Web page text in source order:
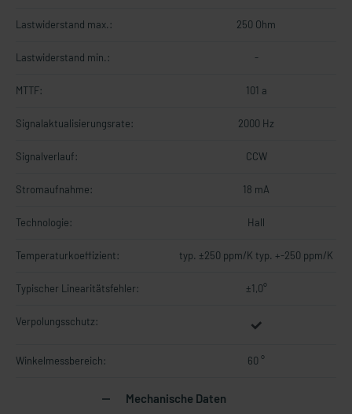
Lastwiderstand max.: 250 Ohm
Lastwiderstand min.: -
MTTF: 101 a
Signalaktualisierungsrate: 2000 Hz
Signalverlauf: CCW
Stromaufnahme: 18 mA
Technologie: Hall
Temperaturkoeffizient: typ. ±250 ppm/K typ. +-250 ppm/K
Typischer Linearitätsfehler: ±1,0°
Verpolungsschutz:
Winkelmessbereich: 60 °
Mechanische Daten